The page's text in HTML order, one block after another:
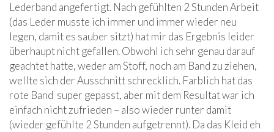
Lederband angefertigt. Nach gefühlten 2 Stunden Arbeit
(das Leder musste ich immer und immer wieder neu
legen, damit es sauber sitzt) hat mir das Ergebnis leider
überhaupt nicht gefallen. Obwohl ich sehr genau darauf
geachtet hatte, weder am Stoff, noch am Band zu ziehen,
wellte sich der Ausschnitt schrecklich. Farblich hat das
rote Band super gepasst, aber mit dem Resultat war ich
einfach nicht zufrieden – also wieder runter damit
(wieder gefühlte 2 Stunden aufgetrennt). Da das Kleid eh